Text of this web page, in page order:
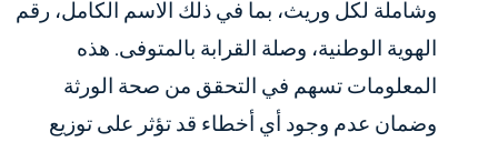
وشاملة لكل وريث، بما في ذلك الاسم الكامل، رقم
الهوية الوطنية، وصلة القرابة بالمتوفى. هذه
المعلومات تسهم في التحقق من صحة الورثة
وضمان عدم وجود أي أخطاء قد تؤثر على توزيع